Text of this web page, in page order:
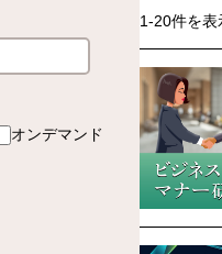
オンデマンド
1-20件を表